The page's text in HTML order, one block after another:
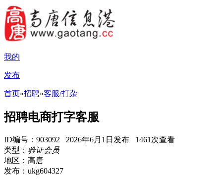
我的
发布
首页»招聘»客服/打杂
招聘电商打字客服
ID编号：903092 2026年6月1日发布 1461次查看
类型： 验证会员
地区：高唐
发布：ukg604327